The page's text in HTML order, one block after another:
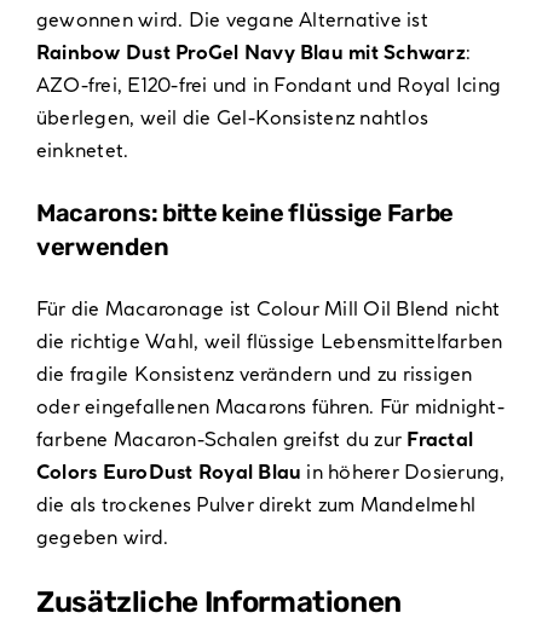
gewonnen wird. Die vegane Alternative ist
Rainbow Dust ProGel Navy Blau mit Schwarz:
AZO-frei, E120-frei und in Fondant und Royal Icing
überlegen, weil die Gel-Konsistenz nahtlos
einknetet.
Macarons: bitte keine flüssige Farbe
verwenden
Für die Macaronage ist Colour Mill Oil Blend nicht
die richtige Wahl, weil flüssige Lebensmittelfarben
die fragile Konsistenz verändern und zu rissigen
oder eingefallenen Macarons führen. Für midnight-
farbene Macaron-Schalen greifst du zur Fractal
Colors EuroDust Royal Blau in höherer Dosierung,
die als trockenes Pulver direkt zum Mandelmehl
gegeben wird.
Zusätzliche Informationen